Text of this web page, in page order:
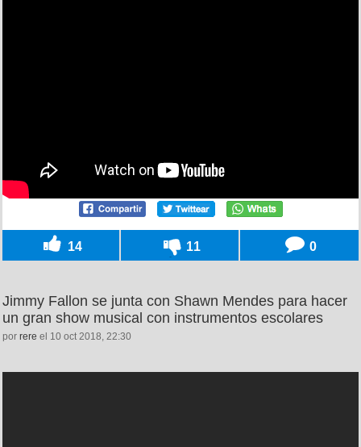
14 11 0
Jimmy Fallon se junta con Shawn Mendes para hacer
un gran show musical con instrumentos escolares
por rere el 10 oct 2018, 22:30